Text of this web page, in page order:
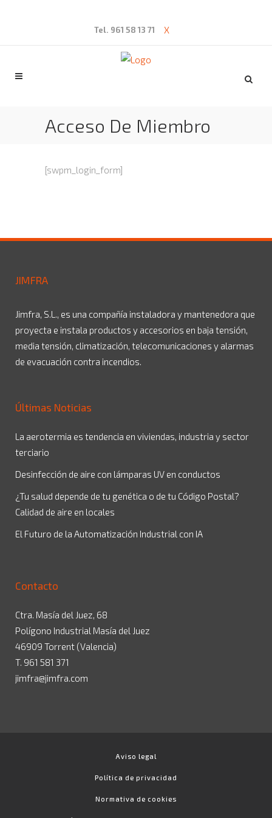
Tel. 961 58 13 71 X
Acceso De Miembro
[swpm_login_form]
JIMFRA
Jimfra, S.L., es una compañía instaladora y mantenedora que
proyecta e instala productos y accesorios en baja tensión,
media tensión, climatización, telecomunicaciones y alarmas
de evacuación contra incendios.
Últimas Noticias
La aerotermia es tendencia en viviendas, industria y sector
terciario
Desinfección de aire con lámparas UV en conductos
¿Tu salud depende de tu genética o de tu Código Postal?
Calidad de aire en locales
El Futuro de la Automatización Industrial con IA
Contacto
Ctra. Masía del Juez, 68
Polígono Industrial Masía del Juez
46909 Torrent (Valencia)
T. 961 581 371
jimfra@jimfra.com
Aviso legal
Política de privacidad
Normativa de cookies